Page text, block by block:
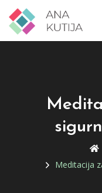
Meditacija